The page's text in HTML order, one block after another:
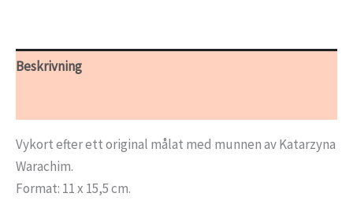
Beskrivning
Vykort efter ett original målat med munnen av Katarzyna
Warachim.
Format: 11 x 15,5 cm.